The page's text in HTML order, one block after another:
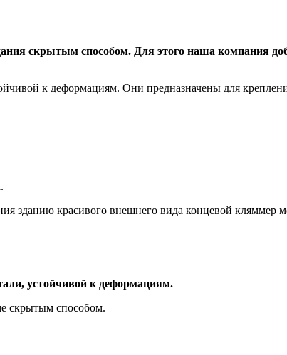
скрытым способом. Для этого наша компания
к деформациям. Они предназначены для
зданию красивого внешнего вида концевой кляммер
устойчивой к деформациям.
скрытым способом.